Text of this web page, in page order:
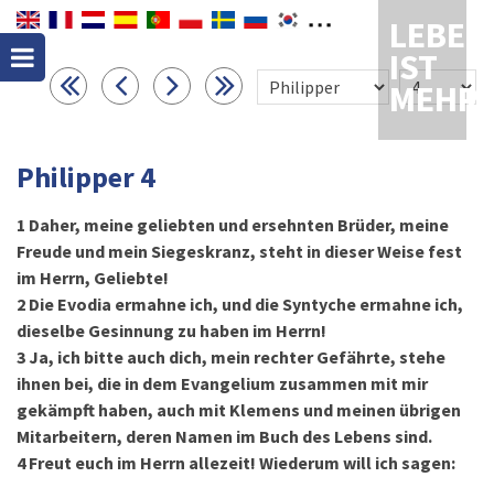
LEBEN
IST
MEHR
Philipper 4
1 Daher, meine geliebten und ersehnten Brüder, meine
Freude und mein Siegeskranz, steht in dieser Weise fest
im Herrn, Geliebte!
2 Die Evodia ermahne ich, und die Syntyche ermahne ich,
dieselbe Gesinnung zu haben im Herrn!
3 Ja, ich bitte auch dich, mein rechter Gefährte, stehe
ihnen bei, die in dem Evangelium zusammen mit mir
gekämpft haben, auch mit Klemens und meinen übrigen
Mitarbeitern, deren Namen im Buch des Lebens sind.
4 Freut euch im Herrn allezeit! Wiederum will ich sagen: